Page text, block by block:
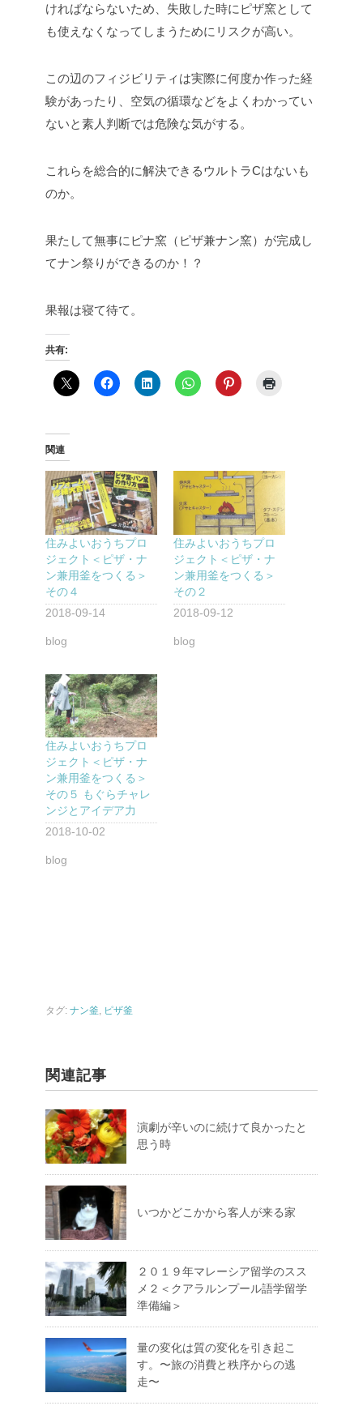
ければならないため、失敗した時にピザ窯として
も使えなくなってしまうためにリスクが高い。
この辺のフィジビリティは実際に何度か作った経
験があったり、空気の循環などをよくわかってい
ないと素人判断では危険な気がする。
これらを総合的に解決できるウルトラCはないも
のか。
果たして無事にピナ窯（ピザ兼ナン窯）が完成し
てナン祭りができるのか！？
果報は寝て待て。
共有:
関連
住みよいおうちプロ
ジェクト＜ピザ・ナ
ン兼用釜をつくる＞
その４
2018-09-14
blog
住みよいおうちプロ
ジェクト＜ピザ・ナ
ン兼用釜をつくる＞
その２
2018-09-12
blog
住みよいおうちプロ
ジェクト＜ピザ・ナ
ン兼用釜をつくる＞
その５ もぐらチャレ
ンジとアイデア力
2018-10-02
blog
タグ: ナン釜, ピザ釜
関連記事
演劇が辛いのに続けて良かったと
思う時
いつかどこかから客人が来る家
２０１９年マレーシア留学のスス
メ２＜クアラルンプール語学留学
準備編＞
量の変化は質の変化を引き起こ
す。〜旅の消費と秩序からの逃
走〜